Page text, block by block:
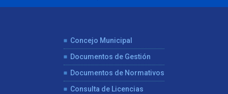
Concejo Municipal
Documentos de Gestión
Documentos de Normativos
Consulta de Licencias